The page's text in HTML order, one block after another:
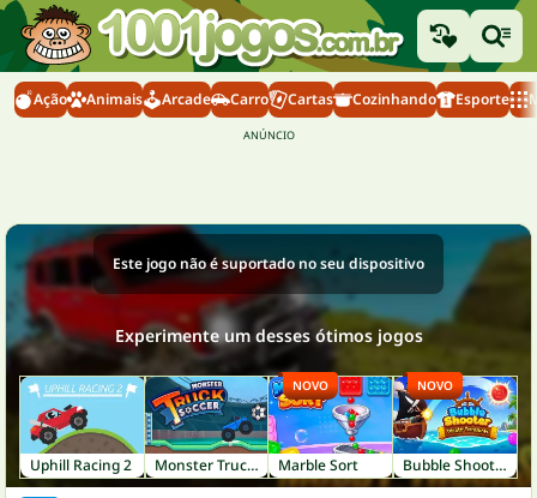
Ação Animais Arcade Carro Cartas Cozinhando Esporte
Este jogo não é suportado no seu dispositivo
Experimente um desses ótimos jogos
Uphill Racing 2 Monster Truck Soccer Marble Sort
NOVO
Bubble Shooter: Pirate Treasures
NOVO